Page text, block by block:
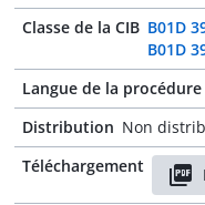
Classe de la CIB B01D
B01D
Langue de la procédure
Distribution Non
Téléchargement